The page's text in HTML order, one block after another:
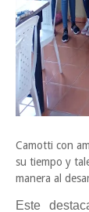
Camotti con
su tiempo y
manera al
Este